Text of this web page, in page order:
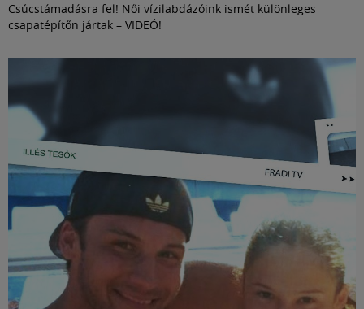
Csúcstámadásra fel! Női vízilabdázóink ismét különleges
csapatépítőn jártak – VIDEÓ!